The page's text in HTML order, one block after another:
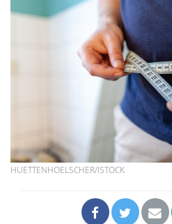
HUETTENHOELSCHER/ISTOCK